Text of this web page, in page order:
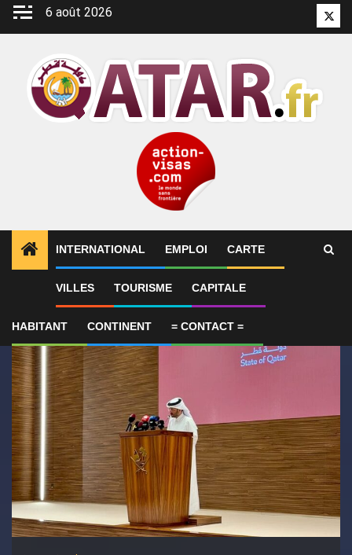
Aller
6 août 2026
INTERNATIONAL EMPLOI CARTE
VILLES TOURISME CAPITALE
HABITANT CONTINENT = CONTACT =
ALERTES INFO 1 Qatar affirme que toute la